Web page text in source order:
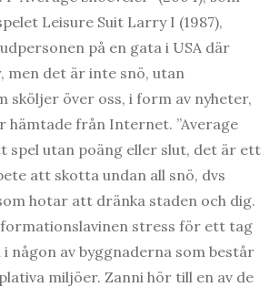
Leisure Suit Larry I (1987),
på en gata i USA där
men det är inte snö, utan
sköljer över oss, i form av nyheter,
hämtade från Internet. ”Average
spel utan poäng eller slut, det är ett
att skotta undan all snö, dvs
hotar att dränka staden och dig.
stress för ett tag
någon av byggnaderna som består
miljöer. Zanni hör till en av de